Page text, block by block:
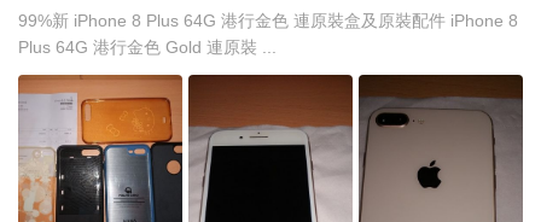
99%新 iPhone 8 Plus 64G 港行金色 連原裝盒及原裝配件 iPhone 8
Plus 64G 港行金色 Gold 連原裝 ...